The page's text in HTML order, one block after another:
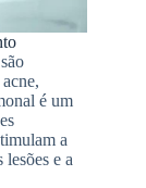
são
é um
a
e a